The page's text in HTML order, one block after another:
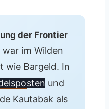
der Frontier
war im Wilden
wie Bargeld. In
und
Kautabak als